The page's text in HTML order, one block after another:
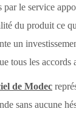
par le service
du produit ce
un
tous les accords
de Modec
sans aucune